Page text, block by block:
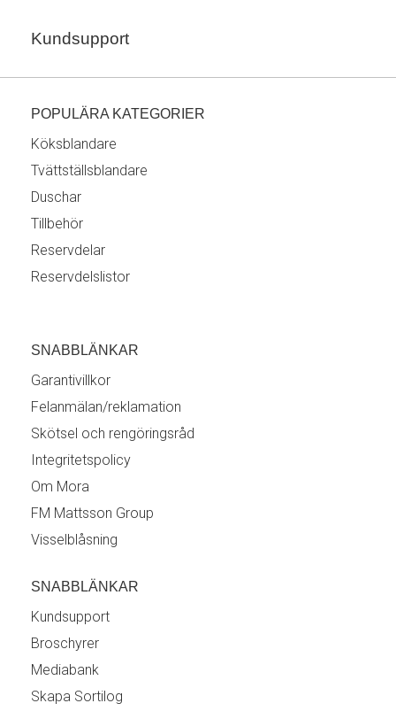
Kundsupport
POPULÄRA KATEGORIER
Köksblandare
Tvättställsblandare
Duschar
Tillbehör
Reservdelar
Reservdelslistor
SNABBLÄNKAR
Garantivillkor
Felanmälan/reklamation
Skötsel och rengöringsråd
Integritetspolicy
Om Mora
FM Mattsson Group
Visselblåsning
SNABBLÄNKAR
Kundsupport
Broschyrer
Mediabank
Skapa Sortilog